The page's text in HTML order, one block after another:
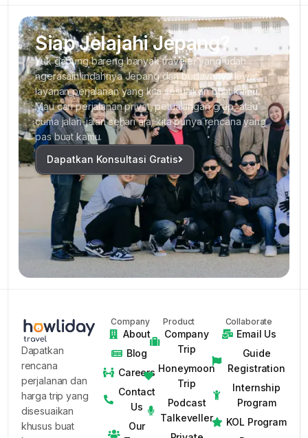
Siap Jelajahi Jepang?
Yuk gabung bareng banyak traveler yang udah
ngerasain indahnya Jepang dan budayanya lewat
layanan perjalanan yang kita sesuaikan buat kamu.
Mau cari perjalanan privat, petualangan grup, atau
cuma jalan-jalan sehari aja, kita punya rencana yang
pas buat kamu.
Dapatkan Konsultasi Gratis
Dapatkan
rencana
perjalanan dan
harga trip yang
disesuaikan
khusus buat
Company
About
Blog
Careers
Contact
Us
Our
Product
Company
Trip
Honeymoon
Trip
Podcast
Talkeveller
Collaborate
Email Us
Guide
Registration
Internship
Program
KOL Program